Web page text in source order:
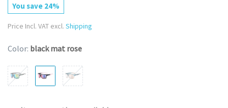
You save 24%
Price Incl. VAT excl. Shipping
Color: black mat rose